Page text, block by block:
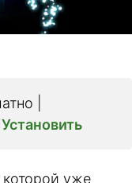
|
Установить
которой уже